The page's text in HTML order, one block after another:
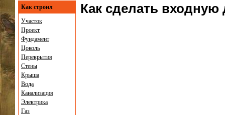
Как сделать входную
Как строил
Участок
Проект
Фундамент
Цоколь
Перекрытия
Стены
Крыша
Вода
Канализация
Электрика
Газ